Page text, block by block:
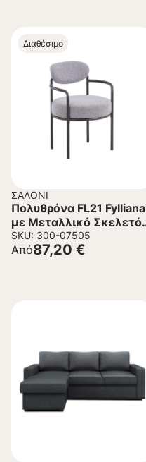
Διαθέσιμο
ΣΑΛΌΝΙ
Πολυθρόνα FL21 Fylliana
με Μεταλλικό Σκελετό
και Ύφασμα Γκρί
59x64x87 εκ.
SKU: 300-07505
87,20 €
Από